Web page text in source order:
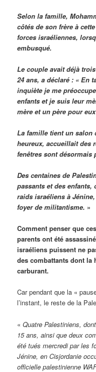
Selon la famille,
côtés de son frère à
forces israéliennes,
embusqué.
Le couple avait déjà
24 ans, a déclaré : « En
inquiète je me
enfants et je suis leur
mère et un père pour
La famille tient un salon
heureux, accueillait des
fenêtres sont désormais
Des centaines de
passants et des enfants,
raids israéliens à
foyer de militantisme. »
Comment penser que
parents ont été
israéliens puissent ne
des combattants dont la
carburant.
Car pendant que la «
l’instant, le reste de la
«Quatre Palestiniens,
15 ans, ainsi que deux
été tués mercredi par les
Jénine, en Cisjordanie
officielle palestinienne